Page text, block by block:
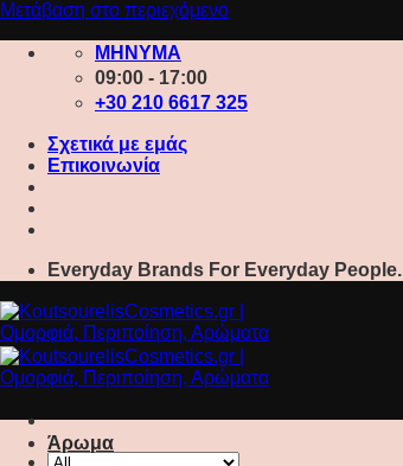
Μετάβαση στο περιεχόμενο
ΜΗΝΥΜΑ
09:00 - 17:00
+30 210 6617 325
Σχετικά με εμάς
Επικοινωνία
Everyday Brands For Everyday People.
Άρωμα